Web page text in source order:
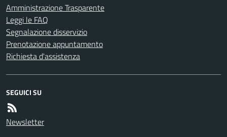
Amministrazione Trasparente
Leggi le FAQ
Segnalazione disservizio
Prenotazione appuntamento
Richiesta d'assistenza
SEGUICI SU
Newsletter